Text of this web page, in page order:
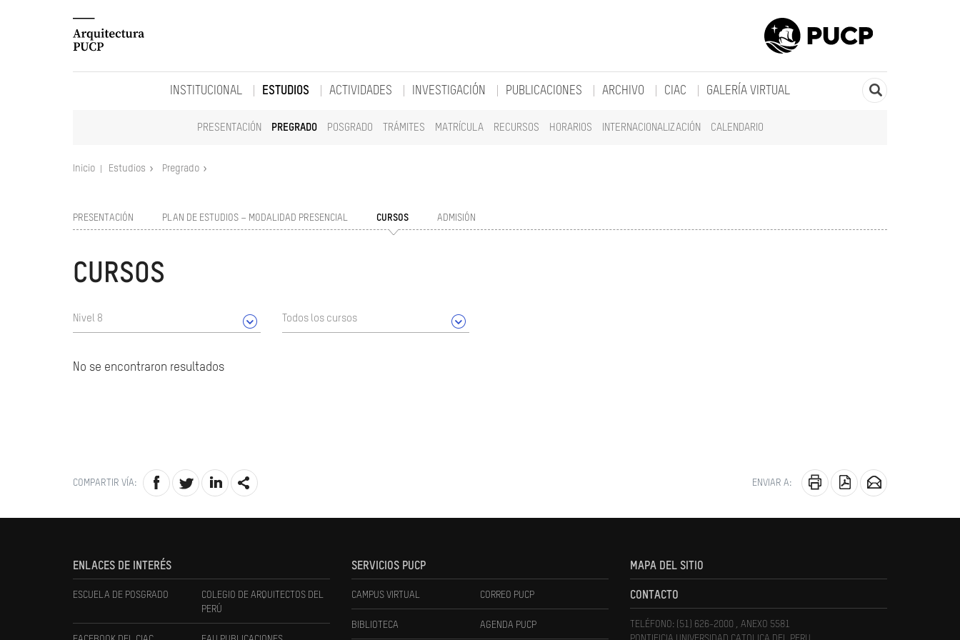
INSTITUCIONAL ESTUDIOS
PRESENTACIÓN PREGRADO POSGRADO TRÁMITES MATRÍCULA RECURSOS HORARIOS INTERNACIONALIZACIÓN CALENDARIO
ACTIVIDADES INVESTIGACIÓN PUBLICACIONES ARCHIVO CIAC GALERÍA VIRTUAL
Inicio Estudios Pregrado
PRESENTACIÓN PLAN DE ESTUDIOS – MODALIDAD PRESENCIAL CURSOS ADMISIÓN
CURSOS
Nivel 8 Todos los cursos
No se encontraron resultados
COMPARTIR VÍA: ENVIAR A:
ENLACES DE INTERÉS
ESCUELA DE POSGRADO
COLEGIO DE ARQUITECTOS DEL
PERÚ
SERVICIOS PUCP
CAMPUS VIRTUAL CORREO PUCP
BIBLIOTECA AGENDA PUCP
MAPA DEL SITIO
CONTACTO
TELÉFONO: (51) 626-2000 , ANEXO 5581